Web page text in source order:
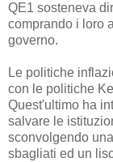
QE1 sosteneva
comprando i loro
governo.
Le politiche
con le politiche
Quest'ultimo ha
salvare le
sconvolgendo
sbagliati ed un